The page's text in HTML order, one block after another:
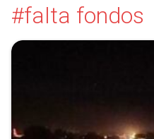
#falta fondos